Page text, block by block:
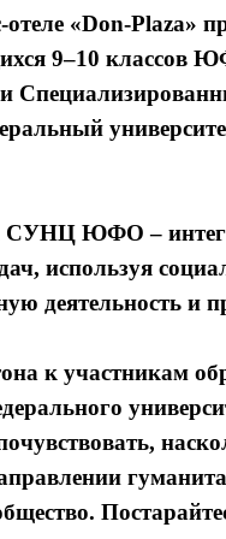
отеле «Don-Plaza»
9–10
ЮФО –
используя
деятельность и
к участникам